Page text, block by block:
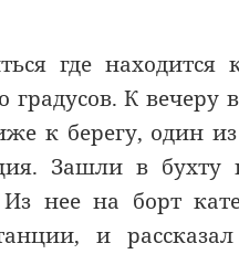
где
К вечеру
к берегу, один
Зашли в бухту
нее на борт
и